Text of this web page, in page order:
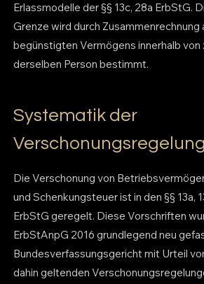
Erlassmodelle der §§ 13c, 28a ErbStG.
Grenze wird durch Zusammenrechnung
begünstigten Vermögens innerhalb von
derselben Person bestimmt.
Systematik der
Die Verschonung von
und Schenkungsteuer ist in den §§ 13a,
ErbStG geregelt. Diese Vorschriften
ErbStAnpG 2016 grundlegend neu
Bundesverfassungsgericht mit Urteil
dahin geltenden